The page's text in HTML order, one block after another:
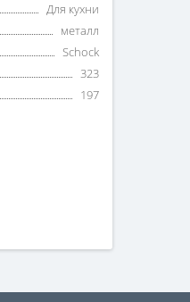
Для кухни
металл
Schock
323
197